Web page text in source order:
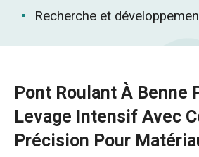
Recherche et
Pont Roulant À Benne
Levage Intensif Avec
Précision Pour
اردو
Kiswahili
Dansk
Norsk